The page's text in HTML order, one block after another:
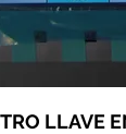
LLAVE